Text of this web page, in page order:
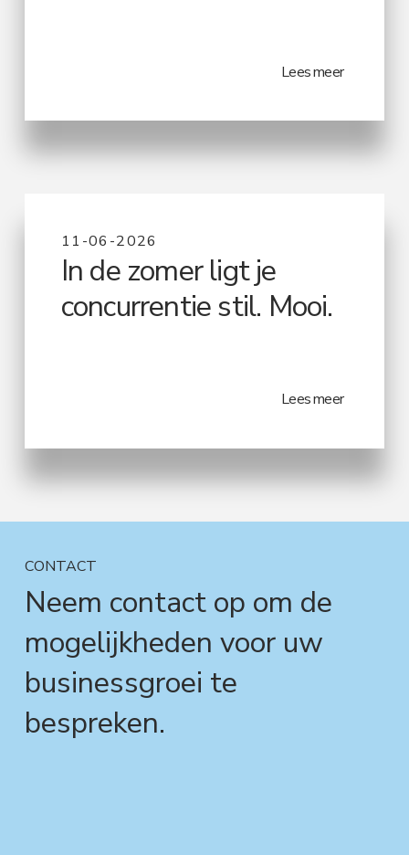
Lees meer
11-06-2026
In de zomer ligt je
concurrentie stil. Mooi.
Lees meer
CONTACT
Neem contact op om de
mogelijkheden voor uw
businessgroei te
bespreken.